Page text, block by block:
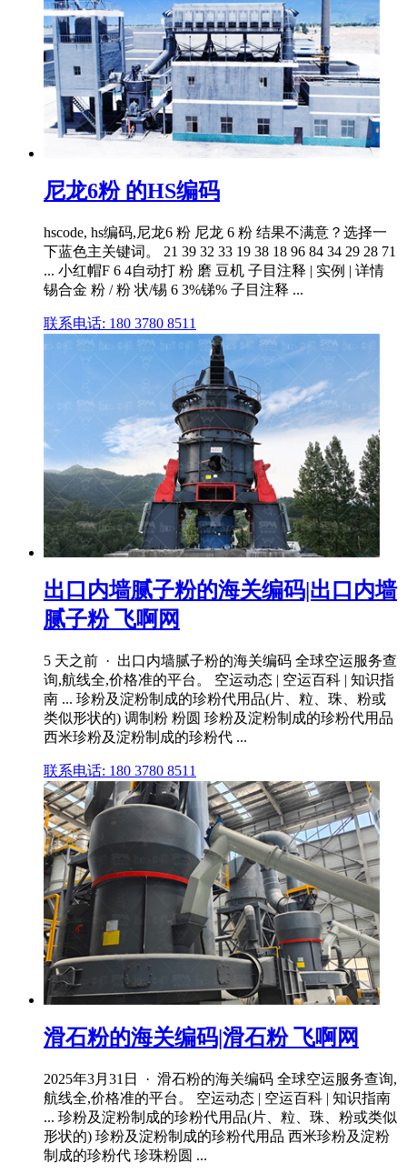
尼龙6粉 的HS编码
hscode, hs编码,尼龙6 粉 尼龙 6 粉 结果不满意？选择一
下蓝色主关键词。 21 39 32 33 19 38 18 96 84 34 29 28 71
... 小红帽F 6 4自动打 粉 磨 豆机 子目注释 | 实例 | 详情
锡合金 粉 / 粉 状/锡 6 3%锑% 子目注释 ...
联系电话: 180 3780 8511
出口内墙腻子粉的海关编码|出口内墙
腻子粉 飞啊网
5 天之前 · 出口内墙腻子粉的海关编码 全球空运服务查
询,航线全,价格准的平台。 空运动态 | 空运百科 | 知识指
南 ... 珍粉及淀粉制成的珍粉代用品(片、粒、珠、粉或
类似形状的) 调制粉 粉圆 珍粉及淀粉制成的珍粉代用品
西米珍粉及淀粉制成的珍粉代 ...
联系电话: 180 3780 8511
滑石粉的海关编码|滑石粉 飞啊网
2025年3月31日 · 滑石粉的海关编码 全球空运服务查询,
航线全,价格准的平台。 空运动态 | 空运百科 | 知识指南
... 珍粉及淀粉制成的珍粉代用品(片、粒、珠、粉或类似
形状的) 珍粉及淀粉制成的珍粉代用品 西米珍粉及淀粉
制成的珍粉代 珍珠粉圆 ...